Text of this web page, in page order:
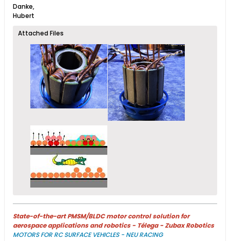
Danke,
Hubert
Attached Files
State-of-the-art PMSM/BLDC motor control solution for
aerospace applications and robotics - Télega - Zubax Robotics
MOTORS FOR RC SURFACE VEHICLES - NEU RACING